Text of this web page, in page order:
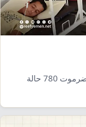
وثقت دائرة الترصد الوبائي بساحل حضرموت 780 حالة